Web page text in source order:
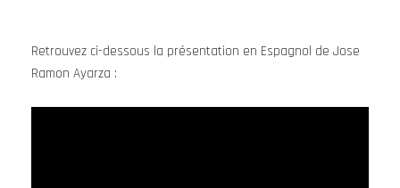
Retrouvez ci-dessous la présentation en Espagnol de Jose
Ramon Ayarza :